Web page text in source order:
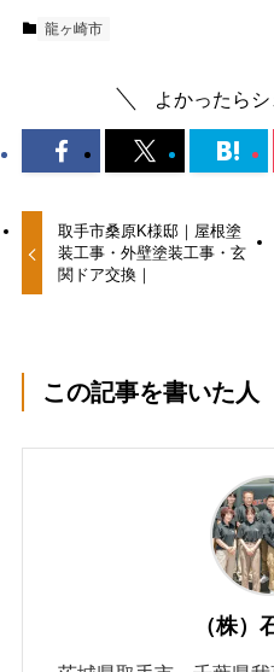
龍ヶ崎市
よかったらシ
取手市桑原K様邸｜屋根塗
装工事・外壁塗装工事・玄
関ドア交換｜
この記事を書いた人
（株）